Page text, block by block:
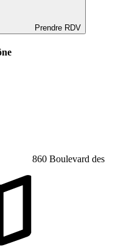
Prendre RDV
860 Boulevard des